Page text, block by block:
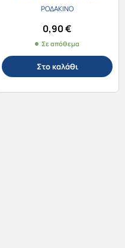
ΡΟΔΑΚΙΝΟ
0,90€
Σε απόθεμα
Στο καλάθι